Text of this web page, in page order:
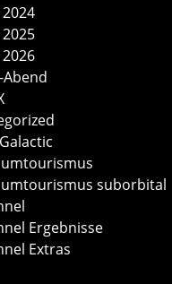
2024
2025
2026
Abend
suborbital
Ergebnisse
Extras